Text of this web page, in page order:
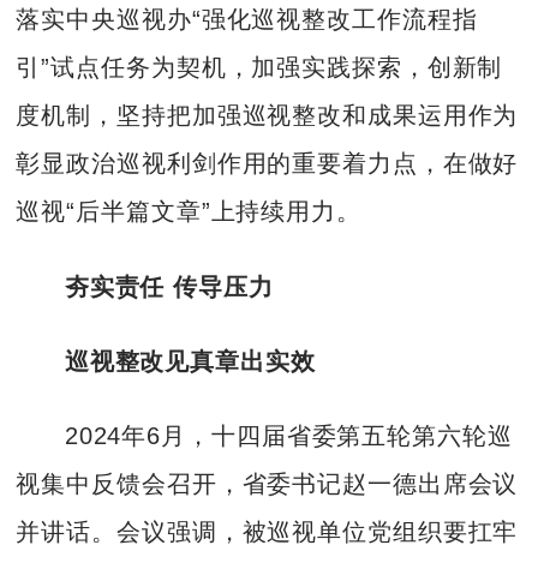
落实中央巡视办“强化巡视整改工作流程指
引”试点任务为契机，加强实践探索，创新制
度机制，坚持把加强巡视整改和成果运用作为
彰显政治巡视利剑作用的重要着力点，在做好
巡视“后半篇文章”上持续用力。
夯实责任 传导压力
巡视整改见真章出实效
2024年6月，十四届省委第五轮第六轮巡
视集中反馈会召开，省委书记赵一德出席会议
并讲话。会议强调，被巡视单位党组织要扛牢